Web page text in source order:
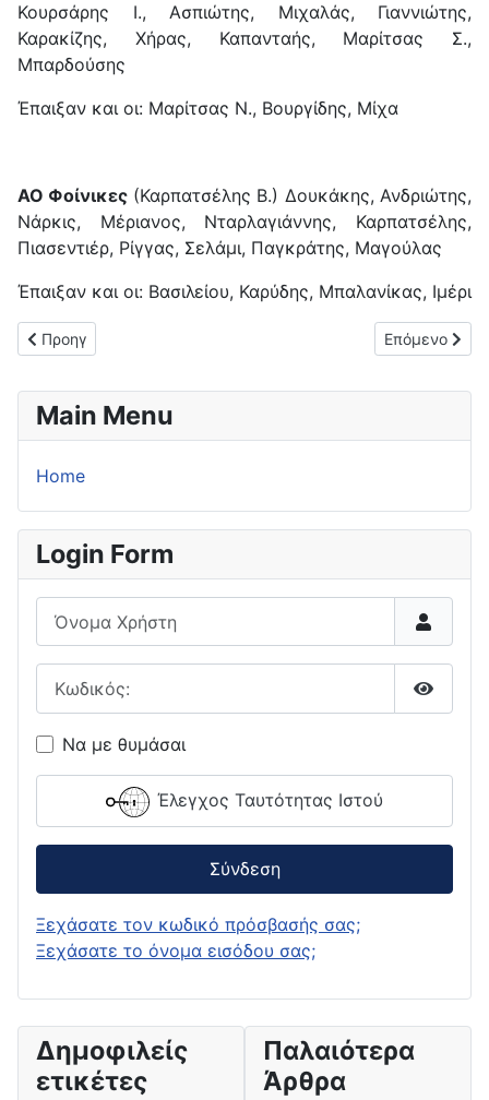
Κουρσάρης Ι., Ασπιώτης, Μιχαλάς, Γιαννιώτης,
Καρακίζης, Χήρας, Καπανταής, Μαρίτσας Σ.,
Μπαρδούσης
Έπαιξαν και οι: Μαρίτσας Ν., Βουργίδης, Μίχα
ΑΟ Φοίνικες (Καρπατσέλης Β.) Δουκάκης, Ανδριώτης,
Νάρκις, Μέριανος, Νταρλαγιάννης, Καρπατσέλης,
Πιασεντιέρ, Ρίγγας, Σελάμι, Παγκράτης, Μαγούλας
Έπαιξαν και οι: Βασιλείου, Καρύδης, Μπαλανίκας, Ιμέρι
Προηγούμενο άρθρο: Σημαντική νίκη για τον ΟΦΑΜ (1-0) επί
Προηγ Επόμενο
Επόμενο
Main Menu
Home
Login Form
Όνομα Χρήστη
Να με θυμάσαι
Έλεγχος Ταυτότητας Ιστού
Σύνδεση
Ξεχάσατε τον κωδικό πρόσβασής σας;
Ξεχάσατε το όνομα εισόδου σας;
Δημοφιλείς
ετικέτες
Παλαιότερα
Άρθρα